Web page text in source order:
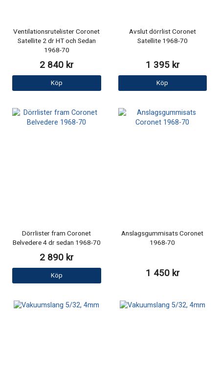
Ventilationsrutelister Coronet
Satellite 2 dr HT och Sedan
1968-70
2 840 kr
Köp
Avslut dörrlist Coronet
Satellite 1968-70
1 395 kr
Köp
Dörrlister fram Coronet
Belvedere 4 dr sedan 1968-70
2 890 kr
Köp
Anslagsgummisats Coronet
1968-70
1 450 kr